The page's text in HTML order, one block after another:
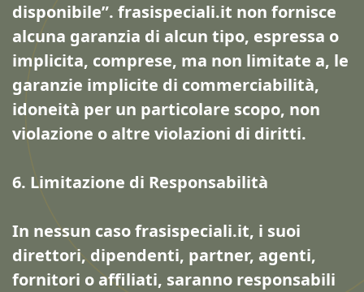
disponibile”. frasispeciali.it non fornisce
alcuna garanzia di alcun tipo, espressa o
implicita, comprese, ma non limitate a, le
garanzie implicite di commerciabilità,
idoneità per un particolare scopo, non
violazione o altre violazioni di diritti.
6. Limitazione di Responsabilità
In nessun caso frasispeciali.it, i suoi
direttori, dipendenti, partner, agenti,
fornitori o affiliati, saranno responsabili